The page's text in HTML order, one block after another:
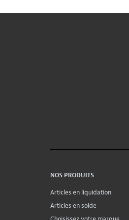
NOS PRODUITS
Articles en liquidation
Articles en solde